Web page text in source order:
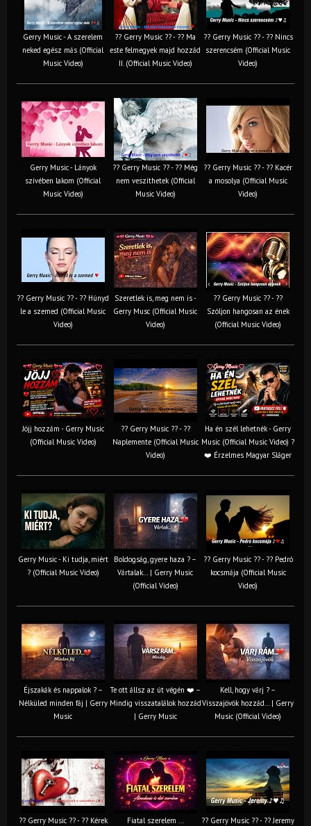
Gerry Music - A szerelem
neked egész más (Official
Music Video)
?? Gerry Music ?? - ?? Ma
este felmegyek majd hozzád
II. (Official Music Video)
?? Gerry Music ?? - ?? Nincs
szerencsém (Official Music
Video)
Gerry Music - Lányok
szívében lakom (Official
Music Video)
?? Gerry Music ?? - ?? Még
nem veszíthetek (Official
Music Video)
?? Gerry Music ?? - ?? Kacér
a mosolya (Official Music
Video)
?? Gerry Music ?? - ?? Húnyd
le a szemed (Official Music
Video)
Szeretlek is, meg nem is -
Gerry Musc (Official Music
Video)
?? Gerry Music ?? - ??
Szóljon hangosan az ének
(Official Music Video)
Jöjj hozzám - Gerry Music
(Official Music Video)
?? Gerry Music ?? - ??
Naplemente (Official Music
Video)
Ha én szél lehetnék - Gerry
Music (Official Music Video) ?️
❤️ Érzelmes Magyar Sláger
Gerry Music - Ki tudja, miért
? (Official Music Video)
Boldogság, gyere haza ? –
Vártalak… | Gerry Music
(Official Video)
?? Gerry Music ?? - ?? Pedró
kocsmája (Official Music
Video)
Éjszakák és nappalok ? –
Nélküled minden fáj | Gerry
Music
Te ott állsz az út végén ❤️ –
Mindig visszatalálok hozzád
| Gerry Music
Kell, hogy várj ? –
Visszajövök hozzád… | Gerry
Music (Official Video)
?? Gerry Music ?? - ?? Kérek
Fiatal szerelem ...
?? Gerry Music ?? - ?? Jeremy